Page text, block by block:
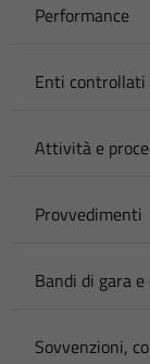
Performance
Enti controllati
Attività e
Provvedimenti
Bandi di gara
Sovvenzioni,